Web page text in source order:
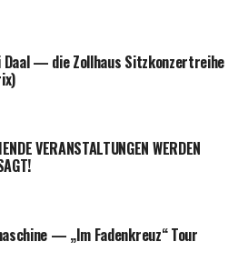
Daal — die Zoll­haus Sitz­kon­zert­rei­he
VERANSTALTUNGEN WERDEN
— „Im Faden­kreuz“ Tour